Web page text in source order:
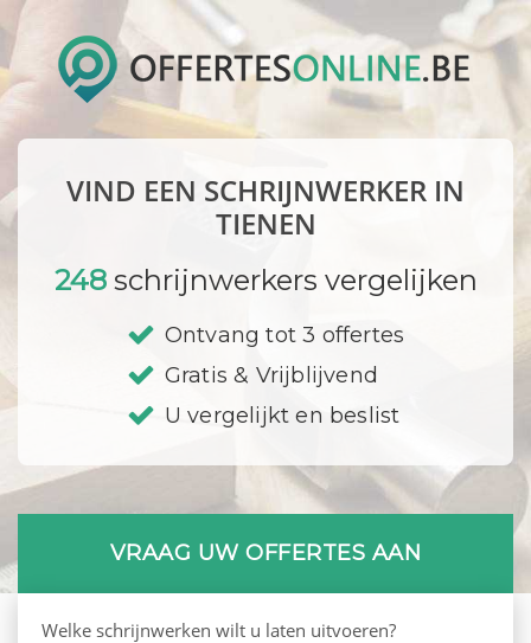
VIND EEN SCHRIJNWERKER IN
TIENEN
248schrijnwerkers vergelijken
Ontvang tot 3 offertes
Gratis & Vrijblijvend
U vergelijkt en beslist
VRAAG UW OFFERTES AAN
Welke schrijnwerken wilt u laten uitvoeren?